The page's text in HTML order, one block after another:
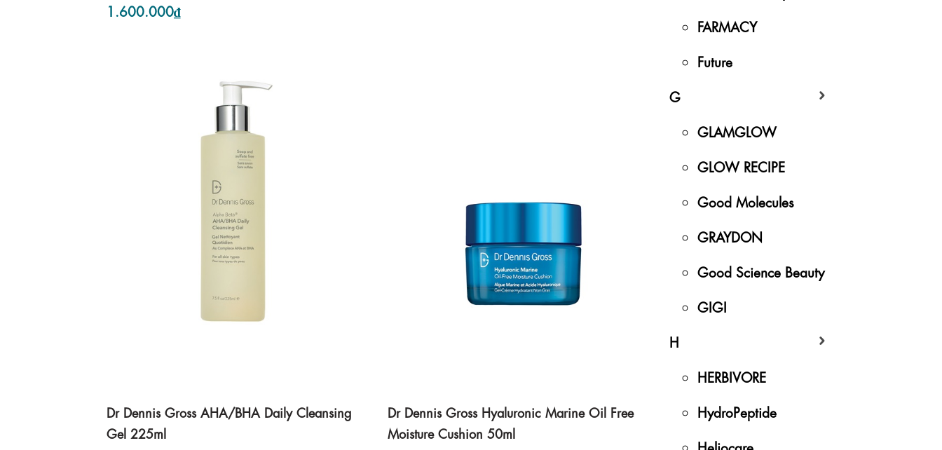
1.600.000₫
Dr Dennis Gross AHA/BHA Daily Cleansing
Gel 225ml
Dr Dennis Gross Hyaluronic Marine Oil Free
Moisture Cushion 50ml
FARMACY
Future
G
GLAMGLOW
GLOW RECIPE
Good Molecules
GRAYDON
Good Science Beauty
GIGI
H
HERBIVORE
HydroPeptide
Heliocare